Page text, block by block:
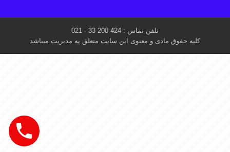
تلفن تماس : 424 200 33 - 021
کلیه حقوق مادی و معنوی این سایت متعلق به مدیریت میباشد